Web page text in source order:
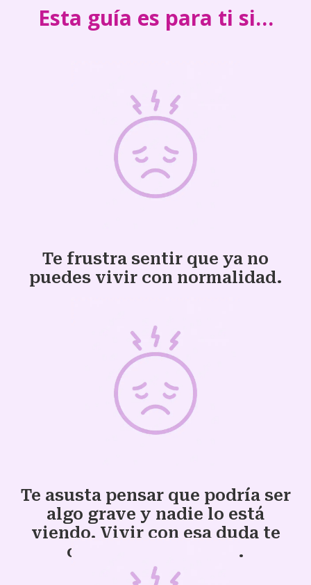
Esta guía es para ti si…
Te frustra sentir que ya no
puedes vivir con normalidad.
Te asusta pensar que podría ser
algo grave y nadie lo está
viendo. Vivir con esa duda te
consume por dentro.